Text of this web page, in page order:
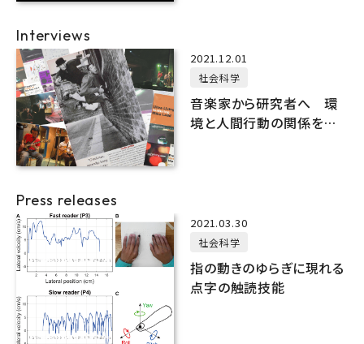
Interviews
2021.12.01
社会科学
音楽家から研究者へ 環
境と人間行動の関係を探
Press releases
2021.03.30
社会科学
指の動きのゆらぎに現れる
点字の触読技能